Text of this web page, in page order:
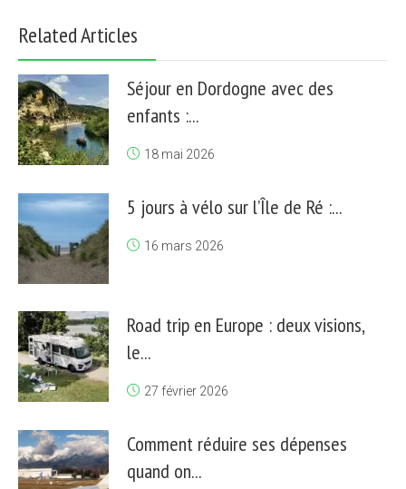
Related Articles
Séjour en Dordogne avec des
enfants :...
18 mai 2026
5 jours à vélo sur l’Île de Ré :...
16 mars 2026
Road trip en Europe : deux visions,
le...
27 février 2026
Comment réduire ses dépenses
quand on...